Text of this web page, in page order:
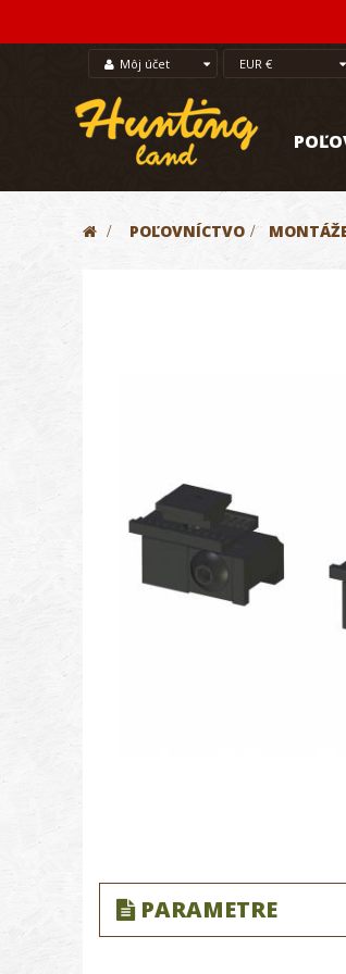
Môj účet EUR €
> POĽOVNÍCTVO >
PARAMETRE